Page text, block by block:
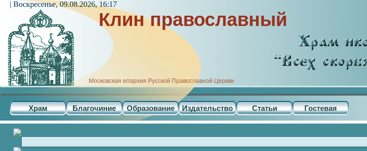
Клин православный
Московская епархия Русской Православной Церкви
Храм Благочиние Образование Издательство Статьи Гостевая
| Воскресенье, 09.08.2026, 16:17